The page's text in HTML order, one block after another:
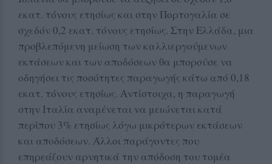
εκατ. τόνους ετησίως και στην Πορτογαλία σε
σχεδόν 0,2 εκατ. τόνους ετησίως. Στην Ελλάδα, μια
προβλεπόμενη μείωση των καλλιεργούμενων
εκτάσεων και των αποδόσεων θα μπορούσε να
οδηγήσει τις ποσότητες παραγωγής κάτω από 0,18
εκατ. τόνους ετησίως. Αντίστοιχα, η παραγωγή
στην Ιταλία αναμένεται να μειώνεται κατά
περίπου 3% ετησίως λόγω μικρότερων εκτάσεων
και αποδόσεων. Άλλοι παράγοντες που
επηρεάζουν αρνητικά την απόδοση του τομέα